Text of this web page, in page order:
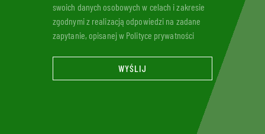
swoich danych osobowych w celach i zakresie
zgodnymi z realizacją odpowiedzi na zadane
zapytanie, opisanej w Polityce prywatności
WYŚLIJ